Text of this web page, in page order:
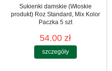
Sukienki damskie (Włoskie
produkt) Roz Standard, Mix Kolor
Paczka 5 szt
54.00 zł
szczegóły